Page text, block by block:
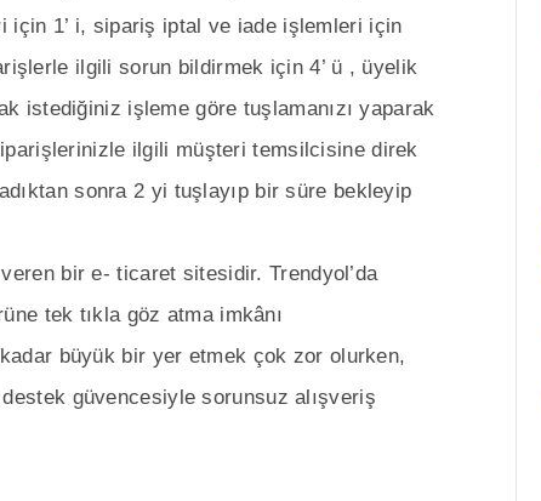
1’ i, sipariş iptal ve iade işlemleri için
ilgili sorun bildirmek için 4’ ü , üyelik
istediğiniz işleme göre tuşlamanızı yaparak
ilgili müşteri temsilcisine direk
sonra 2 yi tuşlayıp bir süre bekleyip
bir e- ticaret sitesidir. Trendyol’da
tek tıkla göz atma imkânı
büyük bir yer etmek çok zor olurken,
güvencesiyle sorunsuz alışveriş